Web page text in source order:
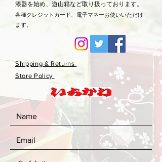
漆器を始め、遊山箱など取り扱っております。
各種クレジットカード、電子マネーお使いいただけ
ます。
Shipping & Returns
Store Policy